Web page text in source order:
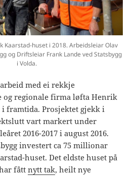
Kaarstad-huset i 2018. Arbeidsleiar Olav
og Driftsleiar Frank Lande ved Statsbygg
i Volda.
med ei rekkje
og regionale firma løfta Henrik
framtida. Prosjektet gjekk i
vart markert under
2016-2017 i august 2016.
investert ca 75 millionar
huset. Det eldste huset på
fåttnytt tak, heilt nye